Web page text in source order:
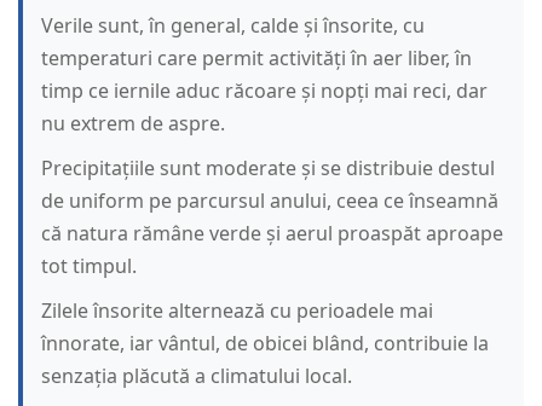
Verile sunt, în general, calde și însorite, cu
temperaturi care permit activități în aer liber, în
timp ce iernile aduc răcoare și nopți mai reci, dar
nu extrem de aspre.
Precipitațiile sunt moderate și se distribuie destul
de uniform pe parcursul anului, ceea ce înseamnă
că natura rămâne verde și aerul proaspăt aproape
tot timpul.
Zilele însorite alternează cu perioadele mai
înnorate, iar vântul, de obicei blând, contribuie la
senzația plăcută a climatului local.